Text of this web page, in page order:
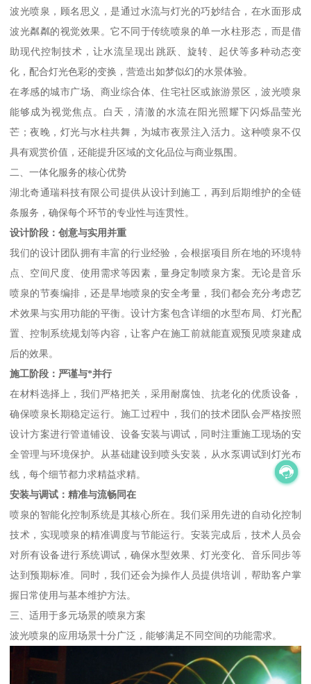
波光喷泉，顾名思义，是通过水流与灯光的巧妙结合，在水面形成
波光粼粼的视觉效果。它不同于传统喷泉的单一水柱形态，而是借
助现代控制技术，让水流呈现出跳跃、旋转、起伏等多种动态变
化，配合灯光色彩的变换，营造出如梦似幻的水景体验。
在孝感的城市广场、商业综合体、住宅社区或旅游景区，波光喷泉
能够成为视觉焦点。白天，清澈的水流在阳光照耀下闪烁晶莹光
芒；夜晚，灯光与水柱共舞，为城市夜景注入活力。这种喷泉不仅
具有观赏价值，还能提升区域的文化品位与商业氛围。
二、一体化服务的核心优势
湖北奇通瑞科技有限公司提供从设计到施工，再到后期维护的全链
条服务，确保每个环节的专业性与连贯性。
设计阶段：创意与实用并重
我们的设计团队拥有丰富的行业经验，会根据项目所在地的环境特
点、空间尺度、使用需求等因素，量身定制喷泉方案。无论是音乐
喷泉的节奏编排，还是旱地喷泉的安全考量，我们都会充分考虑艺
术效果与实用功能的平衡。设计方案包含详细的水型布局、灯光配
置、控制系统规划等内容，让客户在施工前就能直观预见喷泉建成
后的效果。
施工阶段：严谨与*并行
在材料选择上，我们严格把关，采用耐腐蚀、抗老化的优质设备，
确保喷泉长期稳定运行。施工过程中，我们的技术团队会严格按照
设计方案进行管道铺设、设备安装与调试，同时注重施工现场的安
全管理与环境保护。从基础建设到喷头安装，从水泵调试到灯光布
线，每个细节都力求精益求精。
安装与调试：精准与流畅同在
喷泉的智能化控制系统是其核心所在。我们采用先进的自动化控制
技术，实现喷泉的精准调度与节能运行。安装完成后，技术人员会
对所有设备进行系统调试，确保水型效果、灯光变化、音乐同步等
达到预期标准。同时，我们还会为操作人员提供培训，帮助客户掌
握日常使用与基本维护方法。
三、适用于多元场景的喷泉方案
波光喷泉的应用场景十分广泛，能够满足不同空间的功能需求。